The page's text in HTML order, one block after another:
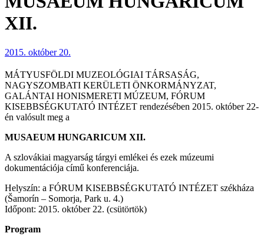
XII.
2015. október 20.
MÁTYUSFÖLDI MUZEOLÓGIAI TÁRSASÁG,
NAGYSZOMBATI KERÜLETI ÖNKORMÁNYZAT,
GALÁNTAI HONISMERETI MÚZEUM, FÓRUM
KISEBBSÉGKUTATÓ INTÉZET rendezésében 2015. október 22-
én valósult meg a
MUSAEUM HUNGARICUM XII.
A szlovákiai magyarság tárgyi emlékei és ezek múzeumi
dokumentációja című konferenciája.
Helyszín: a FÓRUM KISEBBSÉGKUTATÓ INTÉZET székháza
(Šamorín – Somorja, Park u. 4.)
Időpont: 2015. október 22. (csütörtök)
Program